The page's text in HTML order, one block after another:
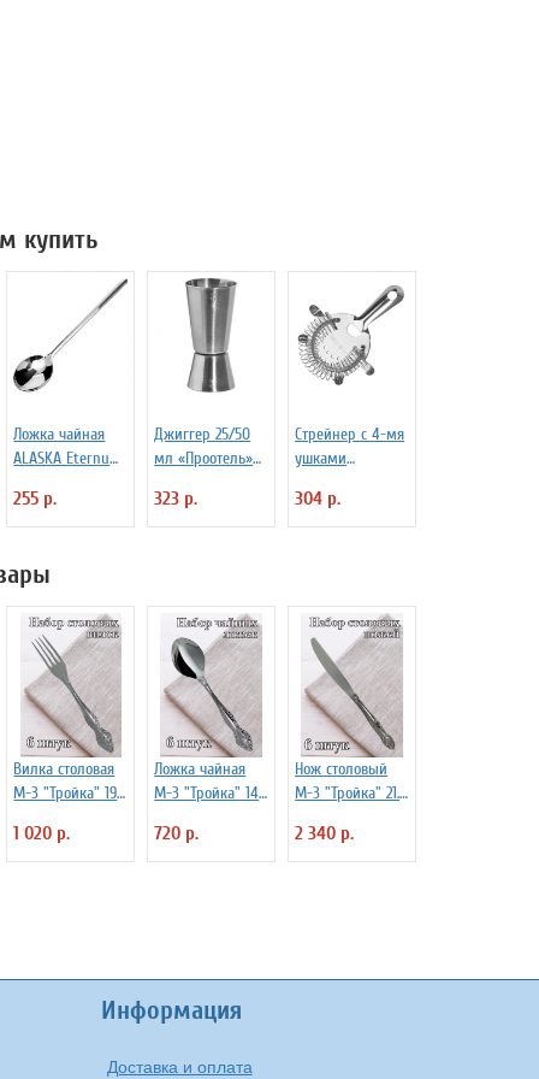
купить
Ложка чайная
ALASKA Eternum
255 р.
Джиггер 25/50
мл «Проотель»
H=90 мм B=40
мм ProHotel
323 р.
Стрейнер с 4-мя
ушками
см B=11 см
ProHotel 2030517
304 р.
Вилка столовая
М-3 "Тройка" 19.5
1 020 р.
Ложка чайная
М-3 "Тройка" 14
720 р.
Нож столовый
М-3 "Тройка" 21.5
2 340 р.
Информация
Доставка и оплата